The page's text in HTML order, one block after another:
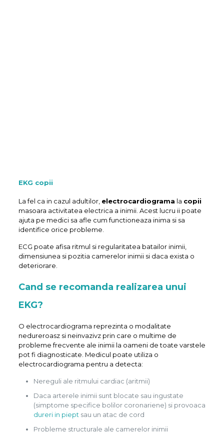
EKG copii
La fel ca in cazul adultilor, electrocardiograma la copii
masoara activitatea electrica a inimii. Acest lucru ii poate
ajuta pe medici sa afle cum functioneaza inima si sa
identifice orice probleme.
ECG poate afisa ritmul si regularitatea batailor inimii,
dimensiunea si pozitia camerelor inimii si daca exista o
deteriorare.
Cand se recomanda realizarea unui
EKG?
O electrocardiograma reprezinta o modalitate
nedureroasz si neinvazivz prin care o multime de
probleme frecvente ale inimii la oameni de toate varstele
pot fi diagnosticate. Medicul poate utiliza o
electrocardiograma pentru a detecta:
Nereguli ale ritmului cardiac (aritmii)
Daca arterele inimii sunt blocate sau ingustate
(simptome specifice bolilor coronariene) si provoaca
dureri in piept sau un atac de cord
Probleme structurale ale camerelor inimii